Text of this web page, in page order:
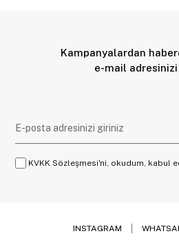
Kampanyalardan
e-mail adresinizi
KVKK Sözleşmesi'ni, okudum, kabul
INSTAGRAM